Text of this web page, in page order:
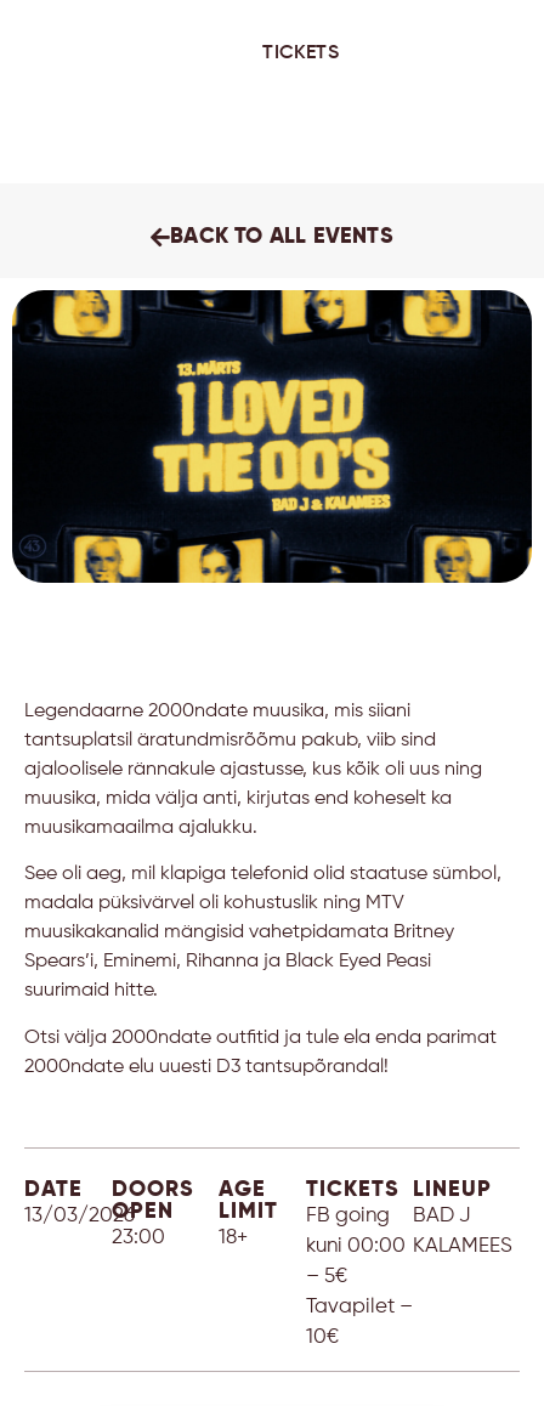
TICKETS
BACK TO ALL EVENTS
Legendaarne 2000ndate muusika, mis siiani
tantsuplatsil äratundmisrõõmu pakub, viib sind
ajaloolisele rännakule ajastusse, kus kõik oli uus ning
muusika, mida välja anti, kirjutas end koheselt ka
muusikamaailma ajalukku.
See oli aeg, mil klapiga telefonid olid staatuse sümbol,
madala püksivärvel oli kohustuslik ning MTV
muusikakanalid mängisid vahetpidamata Britney
Spears’i, Eminemi, Rihanna ja Black Eyed Peasi
suurimaid hitte.
Otsi välja 2000ndate outfitid ja tule ela enda parimat
2000ndate elu uuesti D3 tantsupõrandal!
DATE
13/03/2026
DOORS
OPEN
23:00
AGE
LIMIT
18+
TICKETS
FB going
kuni 00:00
– 5€
Tavapilet –
10€
LINEUP
BAD J
KALAMEES